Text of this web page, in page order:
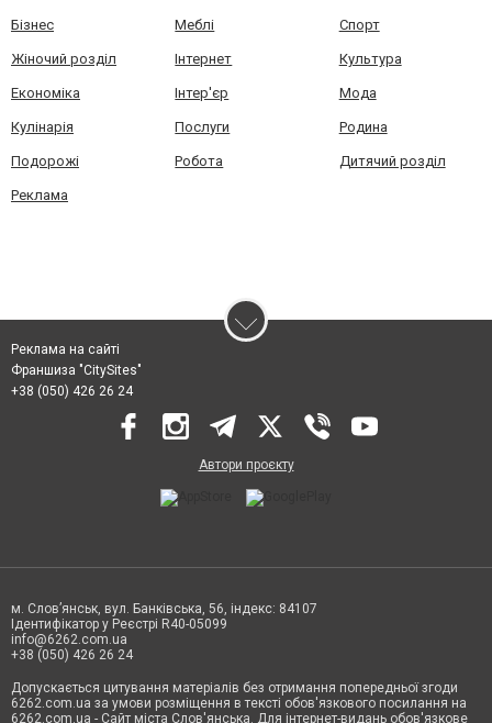
Бізнес Меблі Спорт
Жіночий розділ Інтернет Культура
Економіка Інтер'єр Мода
Кулінарія Послуги Родина
Подорожі Робота Дитячий розділ
Реклама
Реклама на сайті
Франшиза "CitySites"
+38 (050) 426 26 24
Автори проєкту
м. Слов’янськ, вул. Банківська, 56, індекс: 84107
Ідентифікатор у Реєстрі R40-05099
info@6262.com.ua
+38 (050) 426 26 24
Допускається цитування матеріалів без отримання попередньої згоди
6262.com.ua за умови розміщення в тексті обов'язкового посилання на
6262.com.ua - Сайт міста Слов'янська. Для інтернет-видань обов'язкове